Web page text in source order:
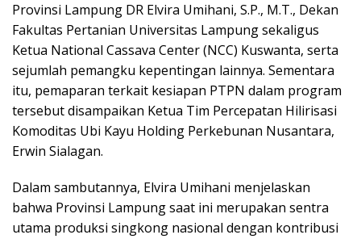
Provinsi Lampung DR Elvira Umihani, S.P., M.T., Dekan
Fakultas Pertanian Universitas Lampung sekaligus
Ketua National Cassava Center (NCC) Kuswanta, serta
sejumlah pemangku kepentingan lainnya. Sementara
itu, pemaparan terkait kesiapan PTPN dalam program
tersebut disampaikan Ketua Tim Percepatan Hilirisasi
Komoditas Ubi Kayu Holding Perkebunan Nusantara,
Erwin Sialagan.
Dalam sambutannya, Elvira Umihani menjelaskan
bahwa Provinsi Lampung saat ini merupakan sentra
utama produksi singkong nasional dengan kontribusi